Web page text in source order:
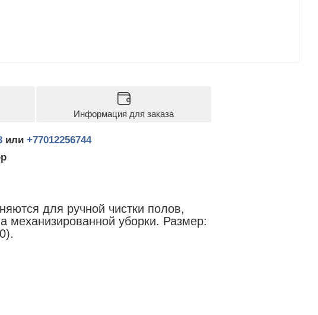
Информация для заказа
или +77012256744
для ручной чистки полов,
механизированной уборки. Размер: